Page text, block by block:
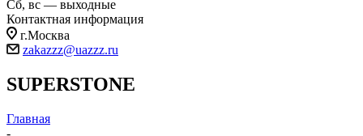
Сб, вс — выходные
Контактная информация
г.Москва
zakazzz@uazzz.ru
SUPERSTONE
Главная
-